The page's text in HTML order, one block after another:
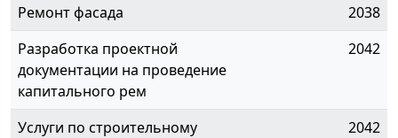
Ремонт фасада
2038
Разработка проектной
документации на проведение
капитального рем
2042
Услуги по строительному
2042